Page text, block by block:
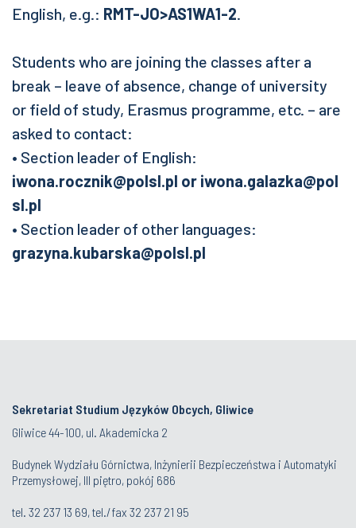
English, e.g.: RMT-JO>AS1WA1-2.
Students who are joining the classes after a
break – leave of absence, change of university
or field of study, Erasmus programme, etc. – are
asked to contact:
• Section leader of English:
iwona.rocznik@polsl.pl or iwona.galazka@pol
sl.pl
• Section leader of other languages:
grazyna.kubarska@polsl.pl
Sekretariat Studium Języków Obcych, Gliwice
Gliwice 44-100, ul. Akademicka 2
Budynek Wydziału Górnictwa, Inżynierii Bezpieczeństwa i Automatyki
Przemysłowej, III piętro, pokój 686
tel. 32 237 13 69, tel./fax 32 237 21 95